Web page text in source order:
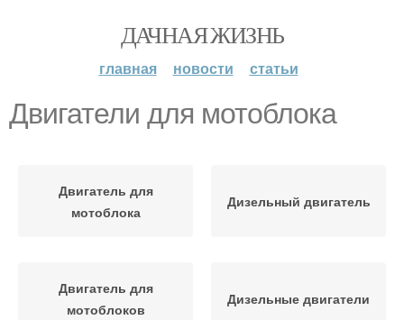
ДАЧНАЯ ЖИЗНЬ
главная новости статьи
Двигатели для мотоблока
Двигатель для
мотоблока
Дизельный двигатель
Двигатель для
мотоблоков
Дизельные двигатели